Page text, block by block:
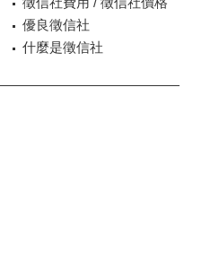
優良徵信社
什麼是徵信社